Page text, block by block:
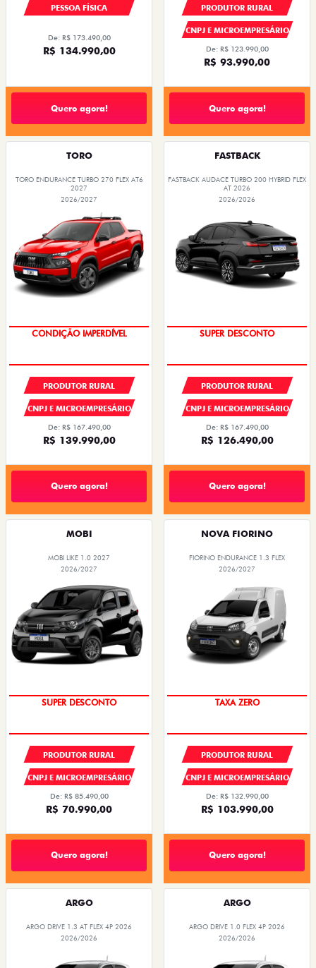
PESSOA FÍSICA
De: R$ 173.490,00
R$ 134.990,00
Quero agora!
PRODUTOR RURAL
CNPJ E MICROEMPRESÁRIO
De: R$ 123.990,00
R$ 93.990,00
Quero agora!
TORO
TORO ENDURANCE TURBO 270 FLEX AT6
2027
2026/2027
CONDIÇÃO IMPERDÍVEL
PRODUTOR RURAL
CNPJ E MICROEMPRESÁRIO
De: R$ 167.490,00
R$ 139.990,00
Quero agora!
FASTBACK
FASTBACK AUDACE TURBO 200 HYBRID FLEX
AT 2026
2026/2026
SUPER DESCONTO
PRODUTOR RURAL
CNPJ E MICROEMPRESÁRIO
De: R$ 167.490,00
R$ 126.490,00
Quero agora!
MOBI
MOBI LIKE 1.0 2027
2026/2027
SUPER DESCONTO
PRODUTOR RURAL
CNPJ E MICROEMPRESÁRIO
De: R$ 85.490,00
R$ 70.990,00
Quero agora!
NOVA FIORINO
FIORINO ENDURANCE 1.3 FLEX
2026/2027
TAXA ZERO
PRODUTOR RURAL
CNPJ E MICROEMPRESÁRIO
De: R$ 132.990,00
R$ 103.990,00
Quero agora!
ARGO
ARGO DRIVE 1.3 AT FLEX 4P 2026
2026/2026
ARGO
ARGO DRIVE 1.0 FLEX 4P 2026
2026/2026